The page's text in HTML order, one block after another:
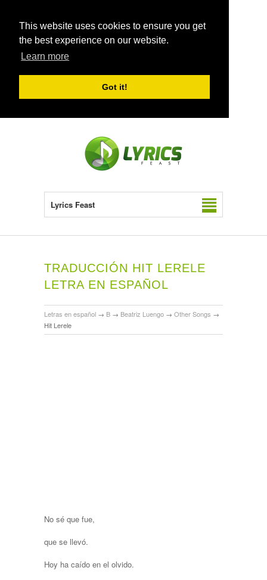
This website uses cookies to ensure you get
the best experience on our website.
Learn more
Got it!
Lyrics Feast
TRADUCCIÓN HIT LERELE
LETRA EN ESPAÑOL
Letras en español → B → Beatriz Luengo → Other Songs →
Hit Lerele
No sé que fue,
que se llevó.
Hoy ha caído en el olvido.